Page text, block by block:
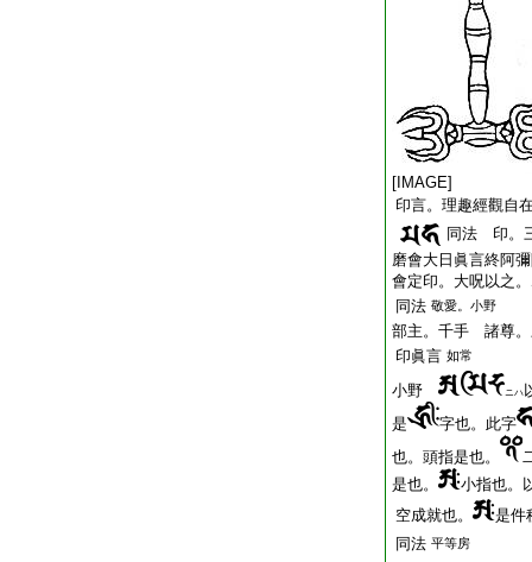
[IMAGE]
印言。理趣經觀自
同法 印。
磨會大日眞言終阿
會定印。大呪以之
同法 敬愛。小野
部主。千手 諸尊。
印眞言 如常
小野 ニハ
是
字也。此字
也。頭指是也。
是也。
小指也。
空成就也。
是件
同法 平等房